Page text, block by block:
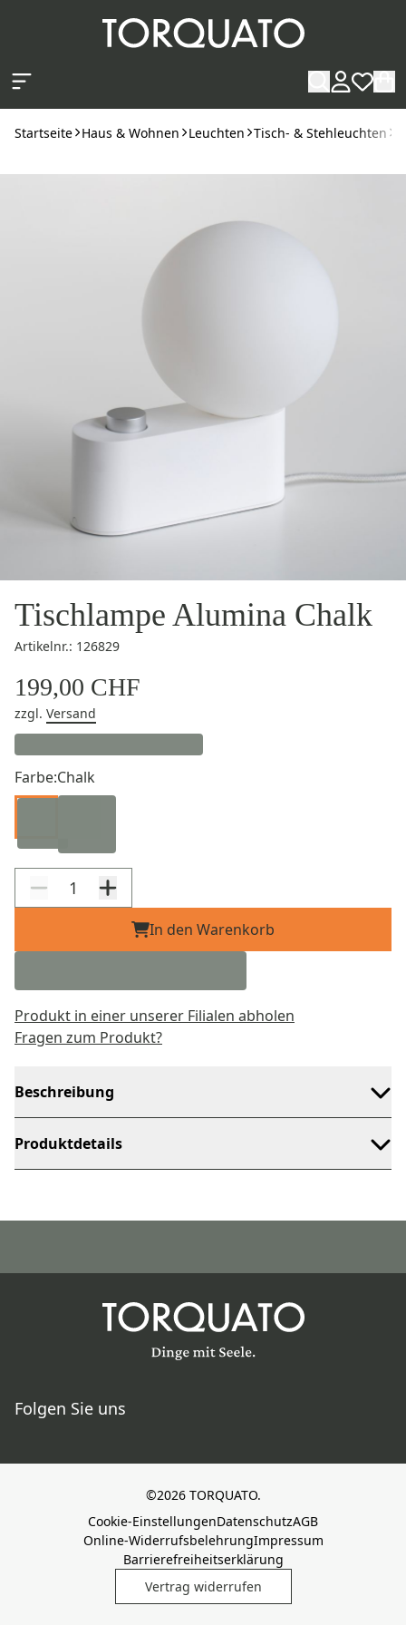
Startseite Haus & Wohnen Leuchten Tisch- & Stehleuchten
Tischlampe Alumina Chalk
Artikelnr.: 126829
199,00 CHF
zzgl. Versand
Farbe:Chalk
In den Warenkorb
Produkt in einer unserer Filialen abholen
Fragen zum Produkt?
Beschreibung
Produktdetails
Folgen Sie uns
©2026 TORQUATO.
Cookie-EinstellungenDatenschutzAGB
Online-WiderrufsbelehrungImpressum
Barrierefreiheitserklärung
Vertrag widerrufen